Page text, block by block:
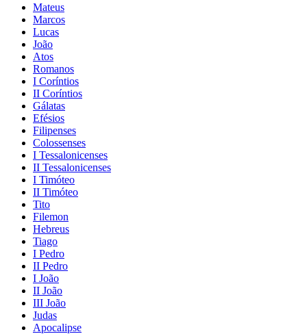
Mateus
Marcos
Lucas
João
Atos
Romanos
I Coríntios
II Coríntios
Gálatas
Efésios
Filipenses
Colossenses
I Tessalonicenses
II Tessalonicenses
I Timóteo
II Timóteo
Tito
Filemon
Hebreus
Tiago
I Pedro
II Pedro
I João
II João
III João
Judas
Apocalipse